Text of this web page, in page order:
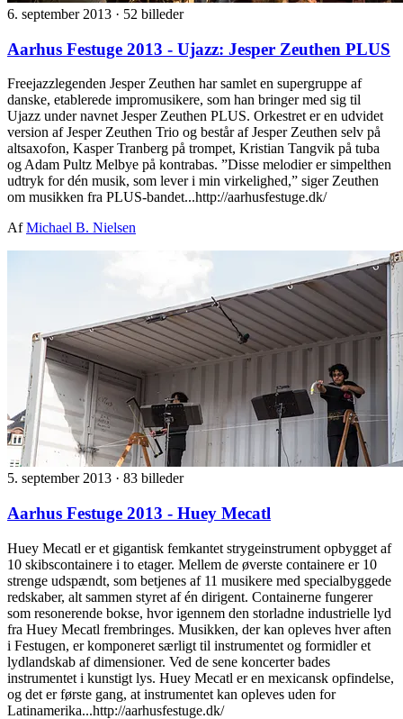
6. september 2013 · 52 billeder
Aarhus Festuge 2013 - Ujazz: Jesper Zeuthen PLUS
Freejazzlegenden Jesper Zeuthen har samlet en supergruppe af
danske, etablerede impromusikere, som han bringer med sig til
Ujazz under navnet Jesper Zeuthen PLUS. Orkestret er en udvidet
version af Jesper Zeuthen Trio og består af Jesper Zeuthen selv på
altsaxofon, Kasper Tranberg på trompet, Kristian Tangvik på tuba
og Adam Pultz Melbye på kontrabas. ”Disse melodier er simpelthen
udtryk for dén musik, som lever i min virkelighed,” siger Zeuthen
om musikken fra PLUS-bandet...http://aarhusfestuge.dk/
AfMichael B. Nielsen
5. september 2013 · 83 billeder
Aarhus Festuge 2013 - Huey Mecatl
Huey Mecatl er et gigantisk femkantet strygeinstrument opbygget af
10 skibscontainere i to etager. Mellem de øverste containere er 10
strenge udspændt, som betjenes af 11 musikere med specialbyggede
redskaber, alt sammen styret af én dirigent. Containerne fungerer
som resonerende bokse, hvor igennem den storladne industrielle lyd
fra Huey Mecatl frembringes. Musikken, der kan opleves hver aften
i Festugen, er komponeret særligt til instrumentet og formidler et
lydlandskab af dimensioner. Ved de sene koncerter bades
instrumentet i kunstigt lys. Huey Mecatl er en mexicansk opfindelse,
og det er første gang, at instrumentet kan opleves uden for
Latinamerika...http://aarhusfestuge.dk/